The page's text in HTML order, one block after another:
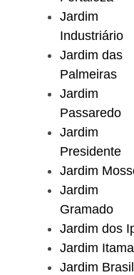
Jardim
Industriário
Jardim das
Palmeiras
Jardim
Passaredo
Jardim
Presidente
Jardim
Jardim
Gramado
Jardim dos
Jardim
Jardim Brasil